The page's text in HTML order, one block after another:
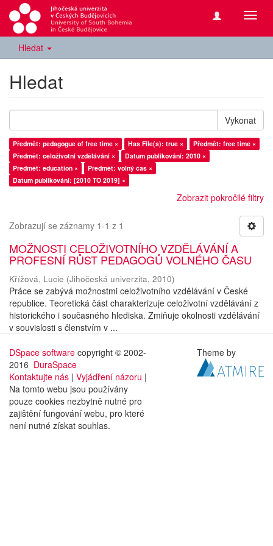
Hledat
Hledat
Vykonat
Předmět: pedagogue of free time × Has File(s): true ×
Předmět: free time ×
Předmět: celoživotní vzdělávání ×
Datum publikování: 2010 ×
Předmět: education ×
Předmět: volný čas ×
Datum publikování: [2010 TO 2019] ×
Zobrazit pokročilé filtry
Zobrazují se záznamy 1-1 z 1
MOŽNOSTI CELOŽIVOTNÍHO VZDĚLÁVÁNÍ A
PROFESNÍ RŮST PEDAGOGŮ VOLNÉHO ČASU
Křížová, Lucie (Jihočeská univerzita, 2010)
Práce se zabývá možnostmi celoživotního vzdělávání v České
republice. Teoretická část charakterizuje celoživotní vzdělávání z
historického i současného hlediska. Zmiňuje okolnosti vzdělávání
v souvislosti s členstvím v ...
DSpace software copyright © 2002-
2016 DuraSpace
Kontaktujte nás | Vyjádření názoru |
Na tomto webu jsou používány
pouze cookies nezbytně nutné pro
zajištění fungování webu, pro které
není nutné získat souhlas.
Theme by